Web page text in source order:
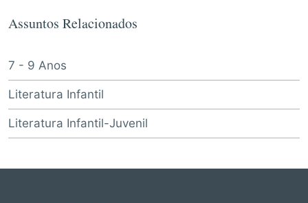
Assuntos Relacionados
7 - 9 Anos
Literatura Infantil
Literatura Infantil-Juvenil